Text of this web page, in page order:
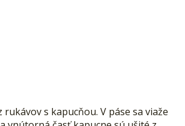
rukávov s kapucňou. V páse sa viaže